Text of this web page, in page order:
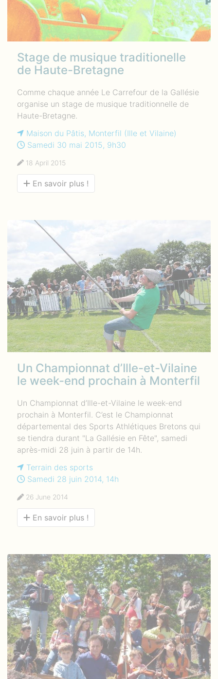
Stage de musique traditionelle
de Haute-Bretagne
Comme chaque année Le Carrefour de la Gallésie
organise un stage de musique traditionnelle de
Haute-Bretagne.
Maison du Pâtis, Monterfil (Ille et Vilaine)
Samedi 30 mai 2015, 9h30
18 April 2015
En savoir plus !
Un Championnat d’Ille-et-Vilaine
le week-end prochain à Monterfil
Un Championnat d’Ille-et-Vilaine le week-end
prochain à Monterfil. C’est le Championnat
départemental des Sports Athlétiques Bretons qui
se tiendra durant "La Gallésie en Fête", samedi
après-midi 28 juin à partir de 14h.
Terrain des sports
Samedi 28 juin 2014, 14h
26 June 2014
En savoir plus !